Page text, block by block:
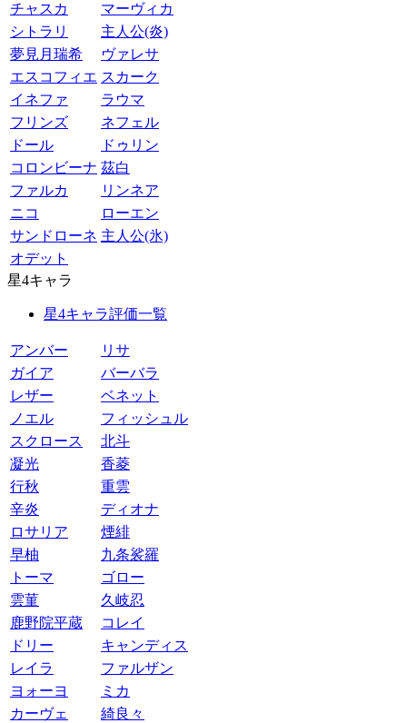
チャスカ
マーヴィカ
シトラリ
主人公(炎)
夢見月瑞希
ヴァレサ
エスコフィエ スカーク
イネファ
ラウマ
フリンズ
ネフェル
ドール
ドゥリン
コロンビーナ 茲白
ファルカ
リンネア
ニコ
ローエン
サンドローネ 主人公(氷)
オデット
星4キャラ
星4キャラ評価一覧
アンバー
リサ
ガイア
バーバラ
レザー
ベネット
ノエル
フィッシュル
スクロース
北斗
凝光
香菱
行秋
重雲
辛炎
ディオナ
ロサリア
煙緋
早柚
九条裟羅
トーマ
ゴロー
雲菫
久岐忍
鹿野院平蔵
コレイ
ドリー
キャンディス
レイラ
ファルザン
ヨォーヨ
ミカ
カーヴェ
綺良々